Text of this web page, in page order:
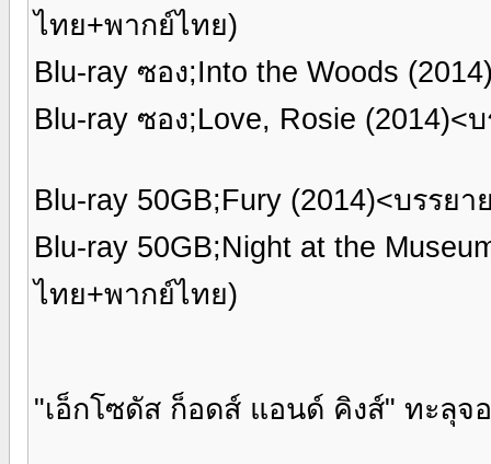
ไทย+พากย์ไทย)
Blu-ray ซอง;Into the Woods
Blu-ray ซอง;Love, Rosie (2014)<
Blu-ray 50GB;Fury (2014)<บรรย
Blu-ray 50GB;Night at the
ไทย+พากย์ไทย)
"เอ็กโซดัส ก็อดส์ แอนด์ คิงส์" ทะลุจ